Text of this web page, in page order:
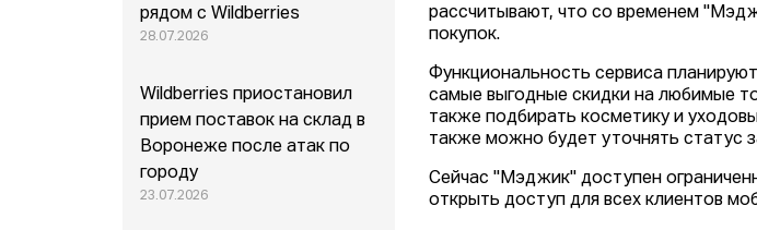
рассчитывают, что со временем
покупок.
Функциональность сервиса
самые выгодные скидки на любимые
также подбирать косметику и
также можно будет уточнять статус
Сейчас "Мэджик" доступен
открыть доступ для всех клиентов
рядом с Wildberries
28.07.2026
Wildberries приостановил
прием поставок на склад в
Воронеже после атак по
городу
23.07.2026